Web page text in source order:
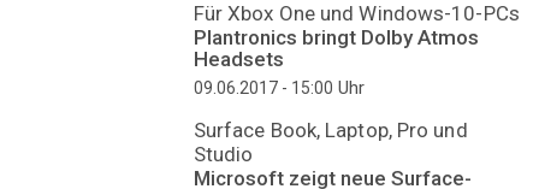
Für Xbox One und Windows-10-PCs
Plantronics bringt Dolby Atmos
Headsets
09.06.2017 - 15:00 Uhr
Surface Book, Laptop, Pro und
Studio
Microsoft zeigt neue Surface-